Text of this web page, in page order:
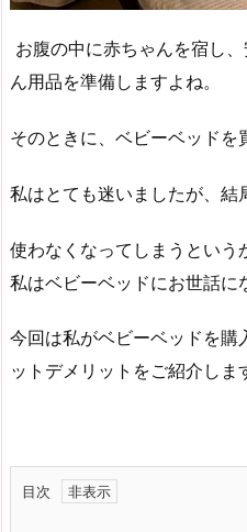
お腹の中に赤ちゃんを宿し
ん用品を準備しますよね。
そのときに、ベビーベッドを
私はとても迷いましたが、結
使わなくなってしまうという
私はベビーベッドにお世話に
今回は私がベビーベッドを購
ットデメリットをご紹介しま
目次